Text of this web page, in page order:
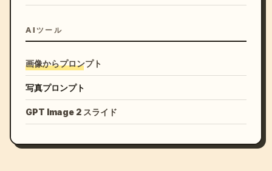
AIツール
画像からプロンプト
写真プロンプト
GPT Image 2 スライド